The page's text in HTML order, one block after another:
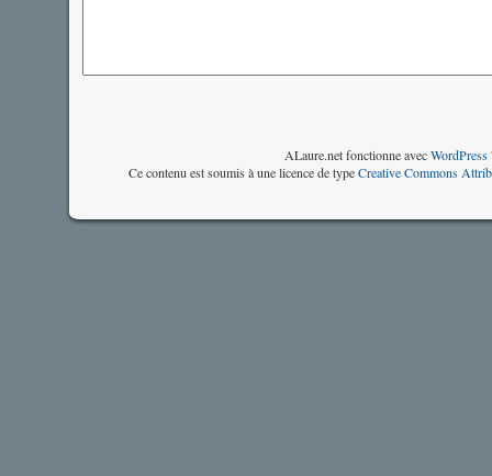
ALaure.net fonctionne avecWordPress
Ce contenu est soumis à une licence de typeCreative Commons